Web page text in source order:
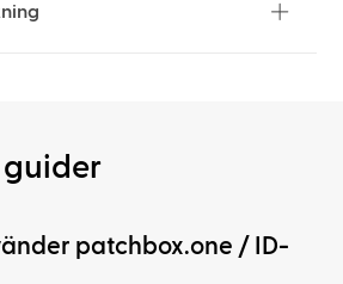
guider
patchbox.one / ID-